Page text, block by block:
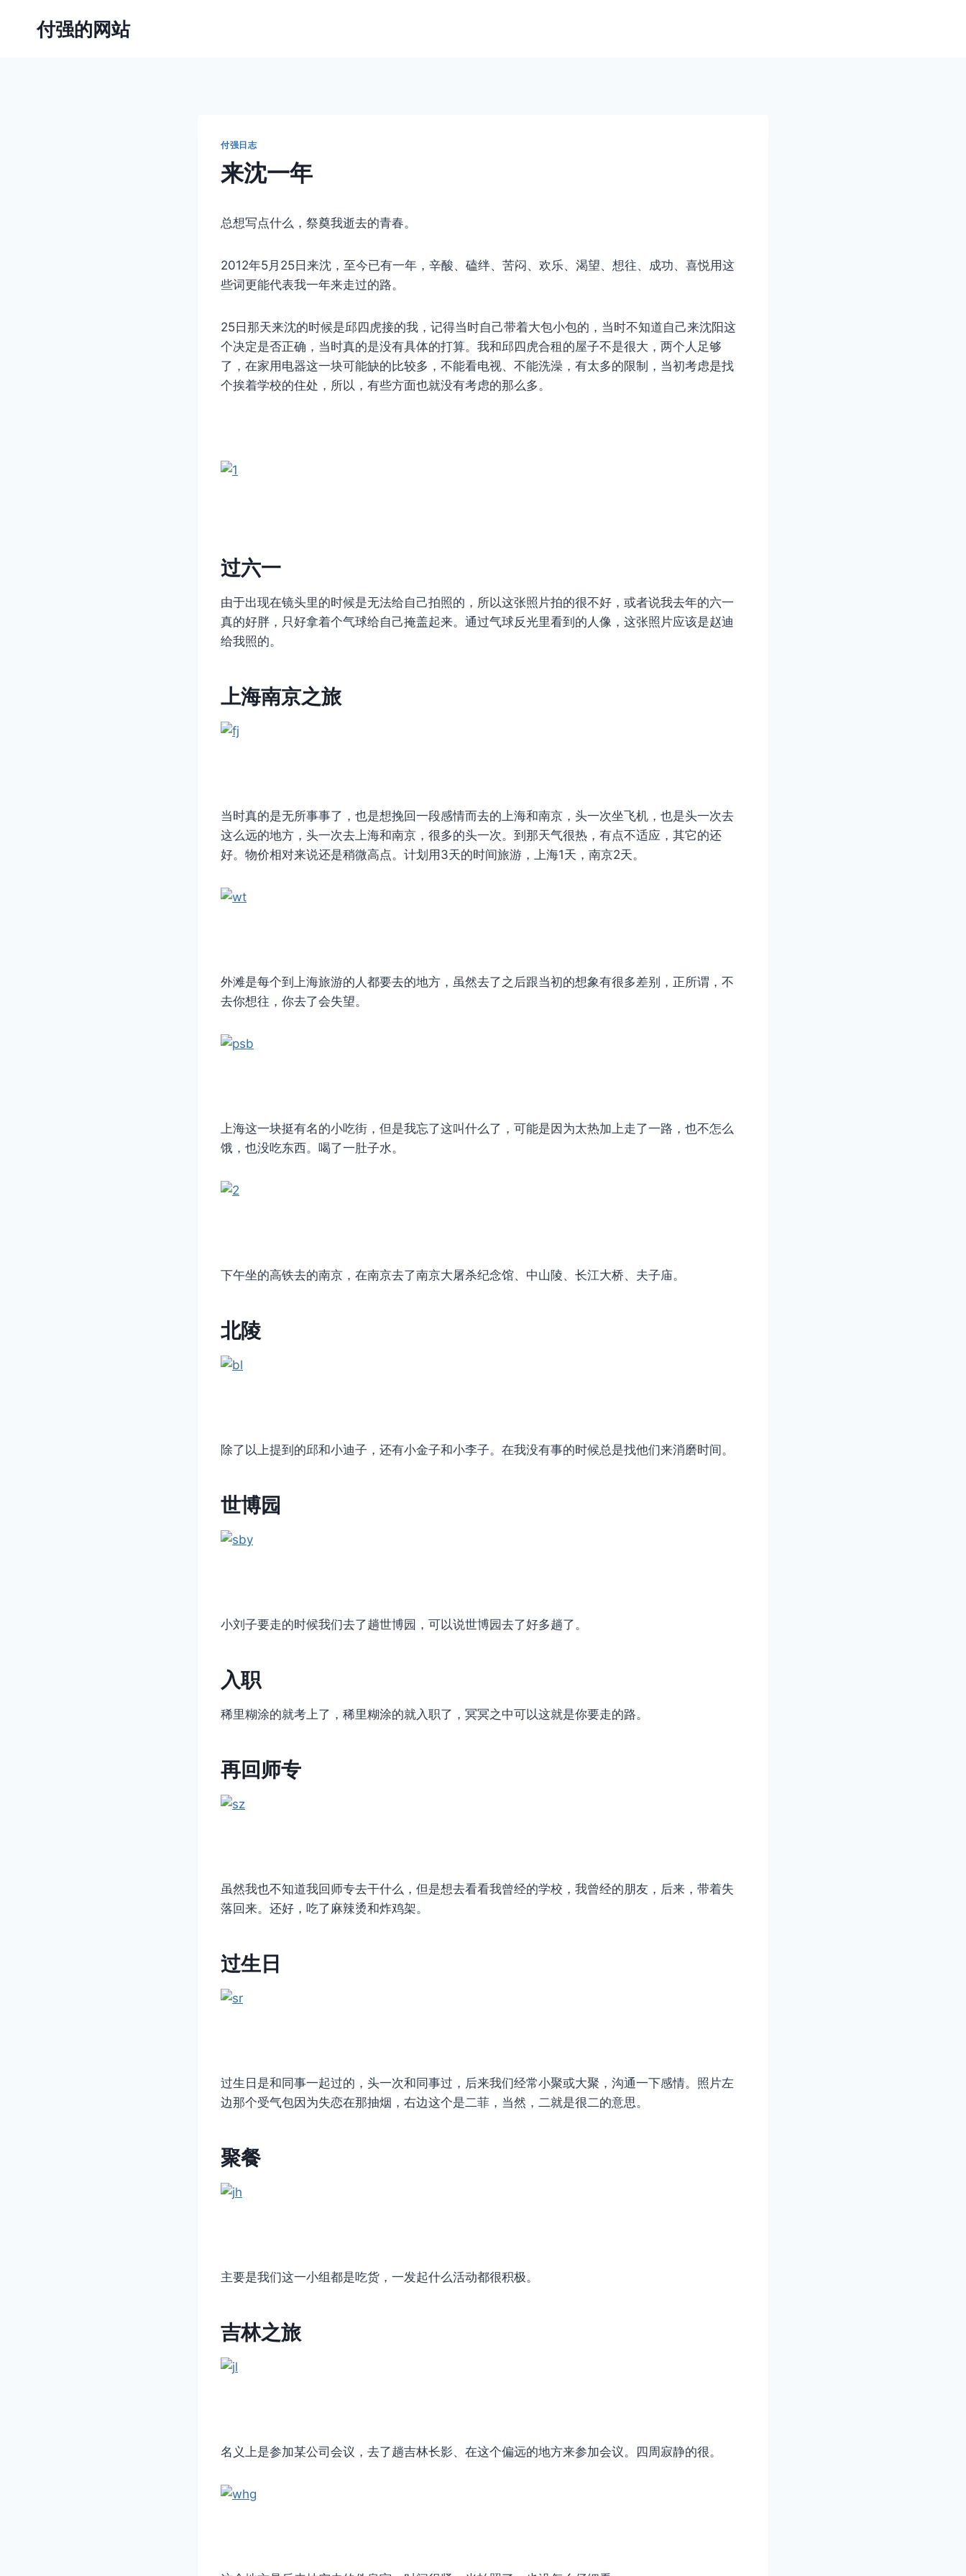
付强的网站
付强日志
来沈一年
总想写点什么，祭奠我逝去的青春。
2012年5月25日来沈，至今已有一年，辛酸、磕绊、苦闷、欢乐、渴望、想往、成功、喜悦用这
些词更能代表我一年来走过的路。
25日那天来沈的时候是邱四虎接的我，记得当时自己带着大包小包的，当时不知道自己来沈阳这
个决定是否正确，当时真的是没有具体的打算。我和邱四虎合租的屋子不是很大，两个人足够
了，在家用电器这一块可能缺的比较多，不能看电视、不能洗澡，有太多的限制，当初考虑是找
个挨着学校的住处，所以，有些方面也就没有考虑的那么多。
过六一
由于出现在镜头里的时候是无法给自己拍照的，所以这张照片拍的很不好，或者说我去年的六一
真的好胖，只好拿着个气球给自己掩盖起来。通过气球反光里看到的人像，这张照片应该是赵迪
给我照的。
上海南京之旅
当时真的是无所事事了，也是想挽回一段感情而去的上海和南京，头一次坐飞机，也是头一次去
这么远的地方，头一次去上海和南京，很多的头一次。到那天气很热，有点不适应，其它的还
好。物价相对来说还是稍微高点。计划用3天的时间旅游，上海1天，南京2天。
外滩是每个到上海旅游的人都要去的地方，虽然去了之后跟当初的想象有很多差别，正所谓，不
去你想往，你去了会失望。
上海这一块挺有名的小吃街，但是我忘了这叫什么了，可能是因为太热加上走了一路，也不怎么
饿，也没吃东西。喝了一肚子水。
下午坐的高铁去的南京，在南京去了南京大屠杀纪念馆、中山陵、长江大桥、夫子庙。
北陵
除了以上提到的邱和小迪子，还有小金子和小李子。在我没有事的时候总是找他们来消磨时间。
世博园
小刘子要走的时候我们去了趟世博园，可以说世博园去了好多趟了。
入职
稀里糊涂的就考上了，稀里糊涂的就入职了，冥冥之中可以这就是你要走的路。
再回师专
虽然我也不知道我回师专去干什么，但是想去看看我曾经的学校，我曾经的朋友，后来，带着失
落回来。还好，吃了麻辣烫和炸鸡架。
过生日
过生日是和同事一起过的，头一次和同事过，后来我们经常小聚或大聚，沟通一下感情。照片左
边那个受气包因为失恋在那抽烟，右边这个是二菲，当然，二就是很二的意思。
聚餐
主要是我们这一小组都是吃货，一发起什么活动都很积极。
吉林之旅
名义上是参加某公司会议，去了趟吉林长影、在这个偏远的地方来参加会议。四周寂静的很。